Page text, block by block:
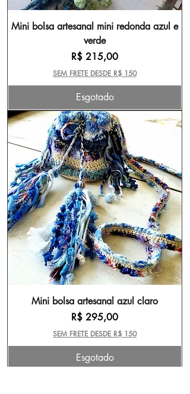
Mini bolsa artesanal mini redonda azul e
verde
Preço
R$ 215,00
SEM FRETE DESDE R$ 150
Esgotado
Mini bolsa artesanal azul claro
Preço
R$ 295,00
SEM FRETE DESDE R$ 150
Esgotado